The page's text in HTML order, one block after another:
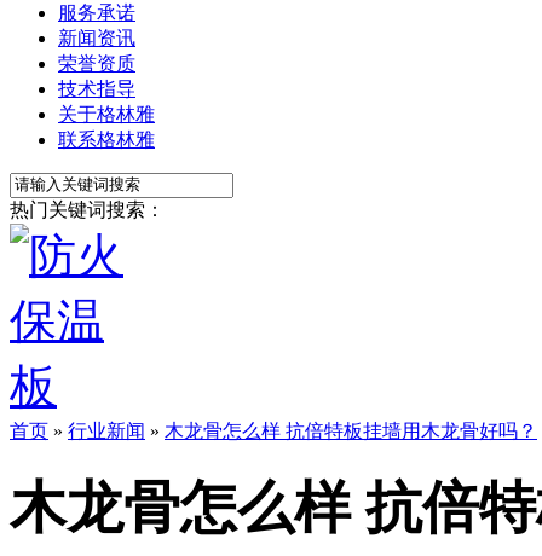
服务承诺
新闻资讯
荣誉资质
技术指导
关于格林雅
联系格林雅
热门关键词搜索：
首页 » 行业新闻 » 木龙骨怎么样 抗倍特板挂墙用木龙骨好吗？
木龙骨怎么样 抗倍